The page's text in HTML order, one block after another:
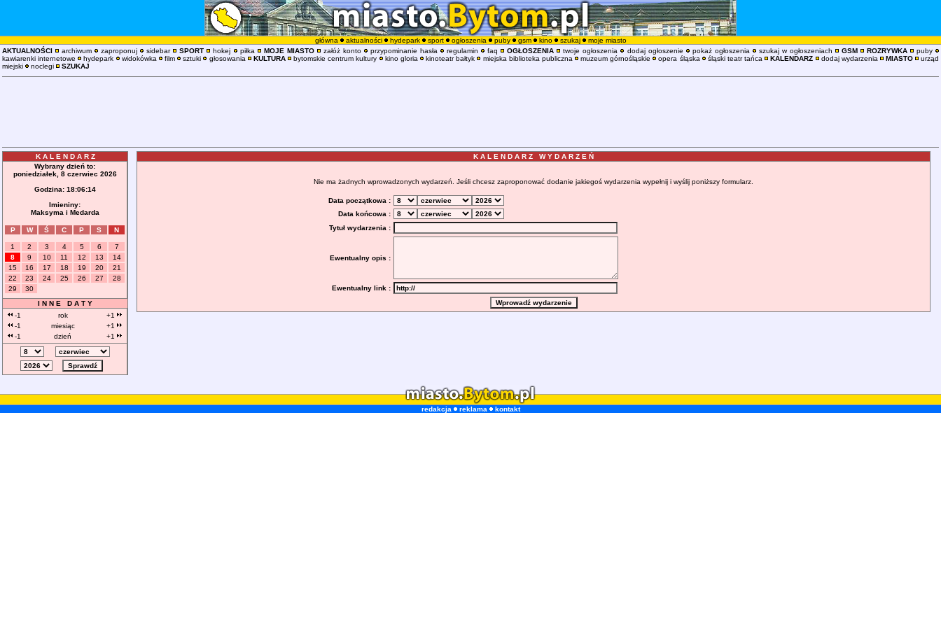
główna aktualności hydepark sport ogłoszenia puby gsm kino szukaj
moje miasto
AKTUALNOŚCI
archiwum zaproponuj sidebar SPORT hokej piłka MOJE MIASTO załóż konto przypominanie hasła regulamin faq OGŁOSZENIA twoje ogłoszenia dodaj ogłoszenie pokaż ogłoszenia szukaj w ogłoszeniach GSM ROZRYWKA
puby
kawiarenki internetowe
hydepark widokówka film sztuki głosowania KULTURA bytomskie centrum kultury kino gloria kinoteatr bałtyk miejska biblioteka publiczna muzeum górnośląskie opera śląska śląski teatr tańca KALENDARZ dodaj wydarzenia MIASTO
urząd
miejski
noclegi SZUKAJ
K A L E N D A R Z
Wybrany dzień to:
poniedziałek, 8 czerwiec 2026
Godzina: 18:06:14
Imieniny:
Maksyma i Medarda
P W Ś C P S N
1 2 3 4 5 6
7
8
9 10 11 12 13
14
15
16 17 18 19 20
21
22
23 24 25 26 27
28
29
30
I N N E D A T Y
-1
rok
+1
-1
miesiąc
+1
-1
dzień +1
K A L E N D A R Z W Y D A R Z E Ń
Nie ma żadnych wprowadzonych wydarzeń. Jeśli chcesz zaproponować dodanie jakiegoś wydarzenia wypełnij i wyślij poniższy formularz.
Data początkowa :
Data końcowa :
Tytuł wydarzenia :
Ewentualny opis :
Ewentualny link :
redakcja reklama kontakt